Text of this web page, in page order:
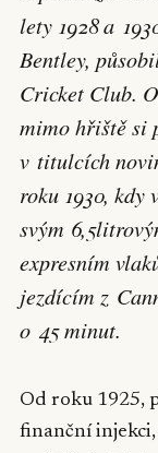
lety 1928 a
Bentley,
Cricket Club.
mimo hřiště si
v titulcích
roku 1930, kdy
svým
expresním
jezdícím z
o 45 minut.
Od roku 1925,
finanční